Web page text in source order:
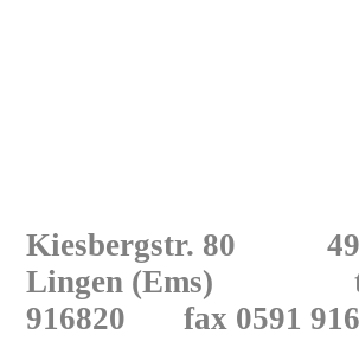
Kiesbergstr. 80
Lingen (Ems) tel
916820 fax 0591